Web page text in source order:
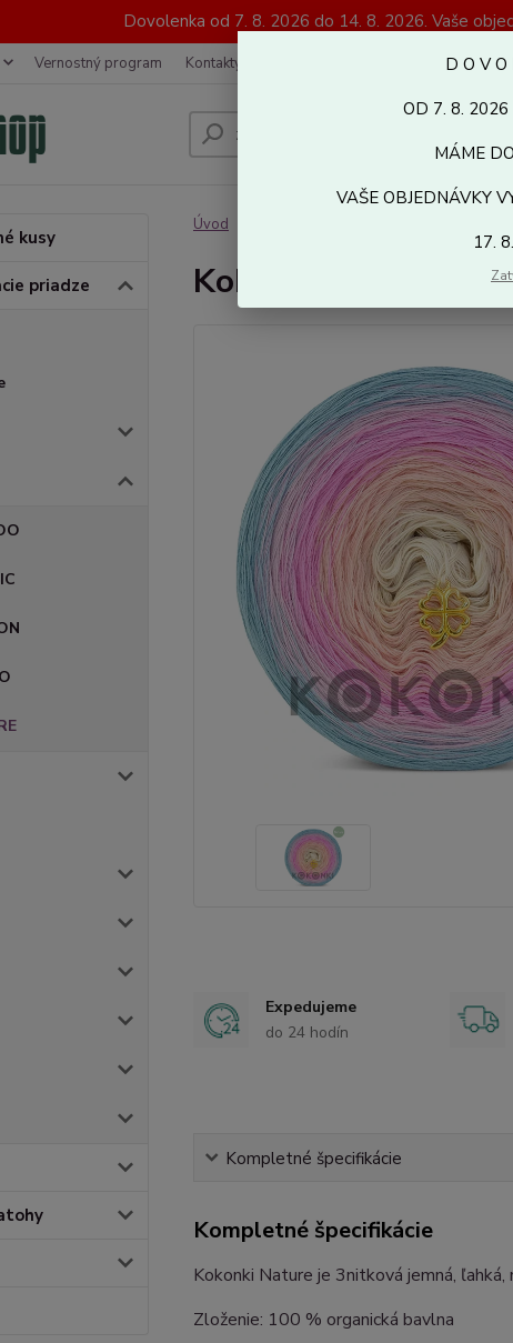
Dovolenka od 7. 8. 2026 do 14. 8. 2026. Vaše
Vernostný program Kontakty
kusy
priadze
Úvod
Kokonki Nature
Expedujeme
do 24 hodín
Kompletné špecifikácie
Kompletné špecifikácie
Kokonki Nature je 3nitková jemná,
Zloženie: 100 % organická bavlna
D O V
OD 7. 8.
MÁME
VAŠE OBJEDNÁVKY
17.